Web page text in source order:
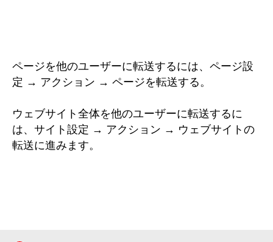
ページを他のユーザーに転送するには、ページ設
定 → アクション → ページを転送する。
ウェブサイト全体を他のユーザーに転送するに
は、サイト設定 → アクション → ウェブサイトの
転送に進みます。